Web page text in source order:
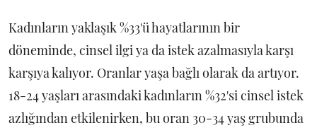
Kadınların yaklaşık %33'ü hayatlarının bir
döneminde, cinsel ilgi ya da istek azalmasıyla karşı
karşıya kalıyor. Oranlar yaşa bağlı olarak da artıyor.
18-24 yaşları arasındaki kadınların %32'si cinsel istek
azlığından etkilenirken, bu oran 30-34 yaş grubunda